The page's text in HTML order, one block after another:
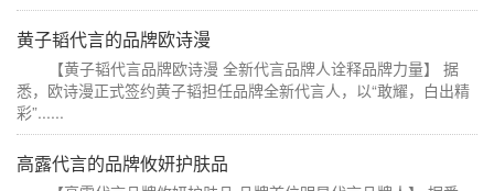
黄子韬代言的品牌欧诗漫
【黄子韬代言品牌欧诗漫 全新代言品牌人诠释品牌力量】 据
悉，欧诗漫正式签约黄子韬担任品牌全新代言人，以“敢耀，白出精
彩”......
高露代言的品牌攸妍护肤品